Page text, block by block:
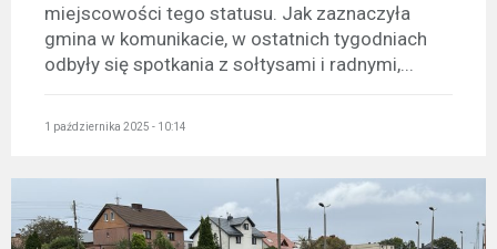
miejscowości tego statusu. Jak zaznaczyła
gmina w komunikacie, w ostatnich tygodniach
odbyły się spotkania z sołtysami i radnymi,...
1 października 2025 - 10:14